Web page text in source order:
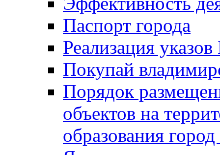
Паспорт города
Реализация
Покупай
Порядок
объектов на
образования